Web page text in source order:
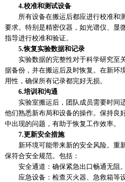
4.校准和测试设备
所有设备在搬运后都应进行校准和
要求。特别是精密仪器，如光谱仪、显
指导进行校准和验证。
5.恢复实验数据和记录
实验数据的完整性对于科学研究至
据备份，并在搬运后及时恢复。在新环
用性，确保所有记录都完好无损。
6.培训和沟通
实验室搬运后，团队成员需要时间
他们熟悉新布局和设备的操作。保持良
中出现的问题，有助于恢复工作效率。
7.更新安全措施
新环境可能带来新的安全风险。重
保符合安全规范。包括：
安全通道：确保紧急出口畅通无阻。
应急设备：检查灭火器、急救箱等